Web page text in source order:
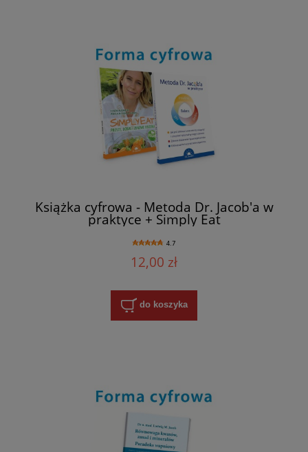
Książka cyfrowa - Metoda Dr. Jacob'a w
praktyce + Simply Eat
4.7
12,00 zł
do koszyka